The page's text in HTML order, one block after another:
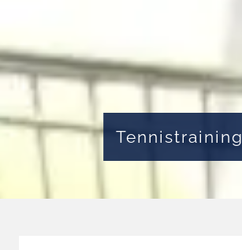
Tennistraining